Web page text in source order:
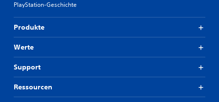
PlayStation-Geschichte
Produkte
Werte
Support
Ressourcen